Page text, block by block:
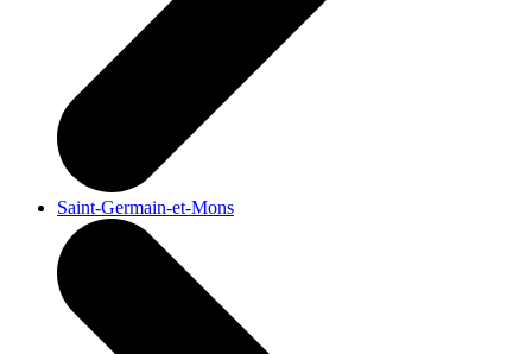
Saint-Germain-et-Mons